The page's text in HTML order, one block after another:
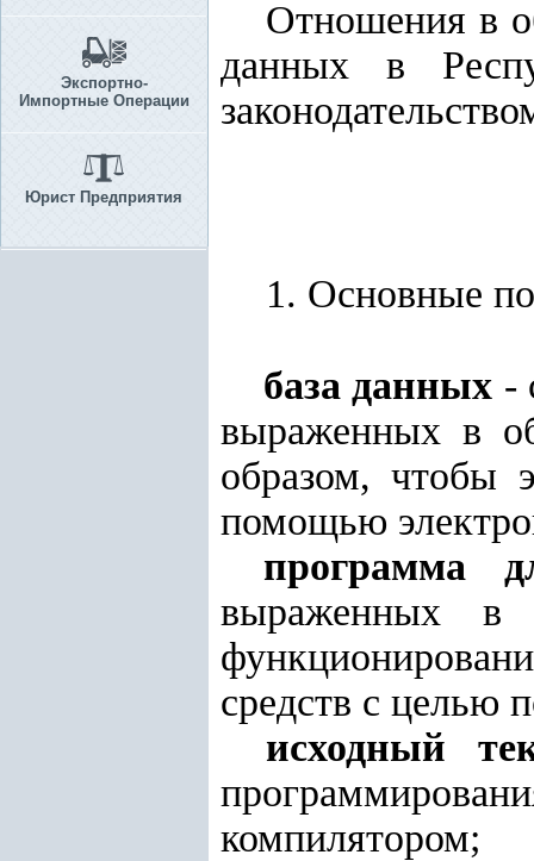
Экспортно-
Импортные Операции
Юрист Предприятия
Отношения в
данных в
1. Основные
база данных -
выраженных в
образом, чтобы
помощью
программа
выраженных в
средств с целью
исходный
компилятором;